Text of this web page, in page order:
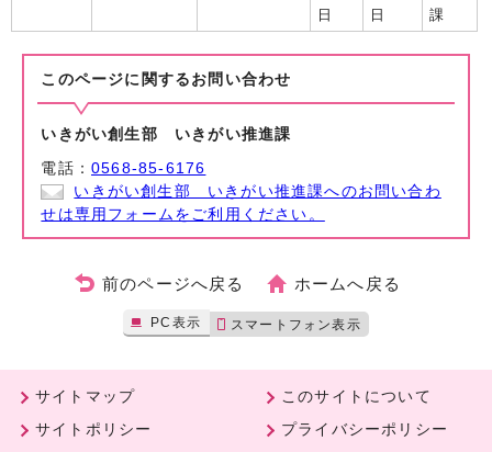
日
日
課
このページに関する お問い合わせ
いきがい創生部 いきがい推進課
電話：0568-85-6176
いきがい創生部 いきがい推進課へのお問い合わ
せは専用フォームをご利用ください。
前のページへ戻る ホームへ戻る
PC表示 スマートフォン表示
サイトマップ
このサイトについて
サイトポリシー
プライバシーポリシー